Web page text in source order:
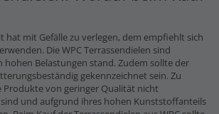
hat mit Gefälle zu verlegen, dem empfiehlt sich
Die WPC Terrassendielen sind
Belastungen stand. Zudem sollte der
gekennzeichnet sein. Zu
Produkte von geringer Qualität nicht
und aufgrund ihres hohen Kunststoffanteils